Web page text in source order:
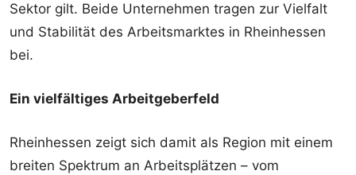
Sektor gilt. Beide Unternehmen tragen zur Vielfalt
und Stabilität des Arbeitsmarktes in Rheinhessen
bei.
Ein vielfältiges Arbeitgeberfeld
Rheinhessen zeigt sich damit als Region mit einem
breiten Spektrum an Arbeitsplätzen – vom